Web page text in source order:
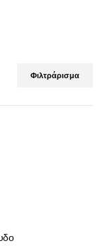
Φιλτράρισμα